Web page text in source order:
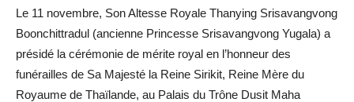
Le 11 novembre, Son Altesse Royale Thanying Srisavangvong
Boonchittradul (ancienne Princesse Srisavangvong Yugala) a
présidé la cérémonie de mérite royal en l’honneur des
funérailles de Sa Majesté la Reine Sirikit, Reine Mère du
Royaume de Thaïlande, au Palais du Trône Dusit Maha